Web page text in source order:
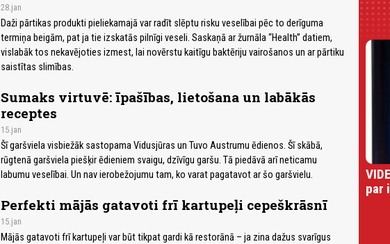
28.jan
Daži pārtikas produkti pieliekamajā var radīt slēptu risku veselībai pēc to derīguma
termiņa beigām, pat ja tie izskatās pilnīgi veseli. Saskaņā ar žurnāla “Health” datiem,
vislabāk tos nekavējoties izmest, lai novērstu kaitīgu baktēriju vairošanos un ar pārtiku
saistītas slimības.
Sumaks virtuvē: īpašības, lietošana un labākās
receptes
15.jan
Šī garšviela visbiežāk sastopama Vidusjūras un Tuvo Austrumu ēdienos. Šī skābā,
rūgtenā garšviela piešķir ēdieniem svaigu, dzīvīgu garšu. Tā piedāvā arī neticamu
labumu veselībai. Un nav ierobežojumu tam, ko varat pagatavot ar šo garšvielu.
Perfekti mājās gatavoti frī kartupeļi cepeškrāsnī
15.jan
Mājās gatavoti frī kartupeļi var būt tikpat gardi kā restorānā – ja zina dažus svarīgus
par